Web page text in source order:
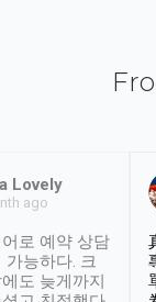
Lovely
ago
로 예약 상담
가능하다. 크
도 늦게까지